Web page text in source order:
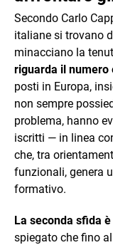
Secondo Carlo
italiane si trovano
minacciano la
riguarda il numero
posti in Europa,
non sempre
problema, hanno
iscritti — in linea
che, tra
funzionali, genera
formativo.
La seconda sfida
spiegato che fino